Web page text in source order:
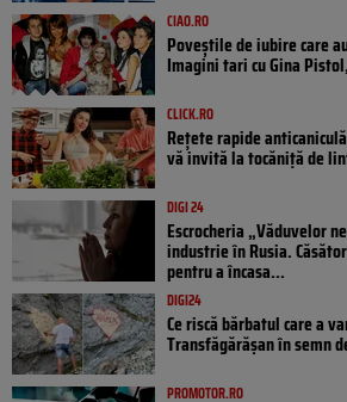
CIAO.RO
Poveştile de iubire care
Imagini tari cu Gina
CLICK.RO
Rețete rapide
vă invită la tocăniță de
DIGI 24
Escrocheria „Văduvelor
industrie în Rusia.
pentru a încasa...
DIGI24
Ce riscă bărbatul care a
Transfăgărășan în semn
PROMOTOR.RO